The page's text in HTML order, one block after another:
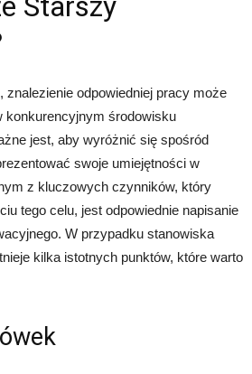
odpowiedniej pracy może
konkurencyjnym środowisku
jest, aby wyróżnić się spośród
swoje umiejętności w
z kluczowych czynników, który
tego celu, jest odpowiednie napisanie
W przypadku stanowiska
kilka istotnych punktów, które warto